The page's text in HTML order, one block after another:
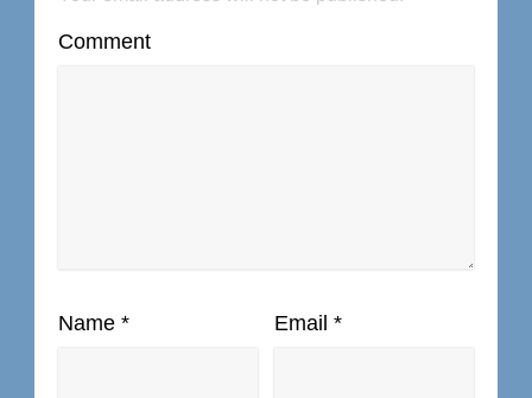
Comment
Name * Email *